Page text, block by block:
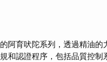
的阿育吠陀系列，透過精油
規和認證程序，包括品質控制